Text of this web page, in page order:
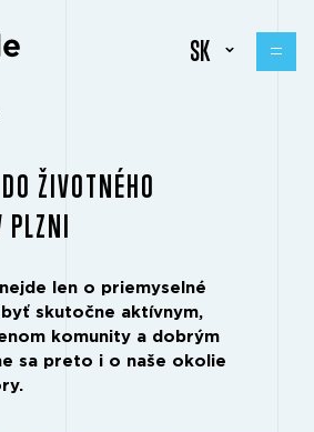
SK
ŽIVOTNÉHO
PLZNI
len o priemyselné
byť skutočne aktívnym,
komunity a dobrým
sa preto i o naše okolie